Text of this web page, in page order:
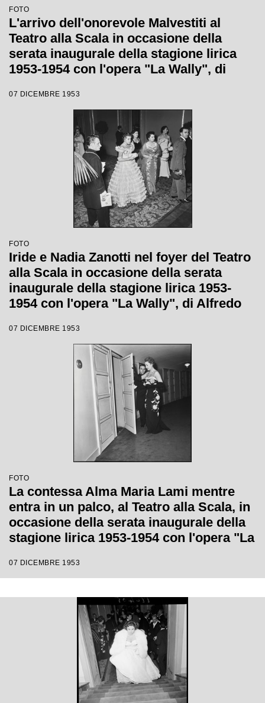
FOTO
L'arrivo dell'onorevole Malvestiti al
Teatro alla Scala in occasione della
serata inaugurale della stagione lirica
1953-1954 con l'opera "La Wally", di
Giulini, con la regia di Tatiana Pavlova
07 DICEMBRE 1953
FOTO
Iride e Nadia Zanotti nel foyer del Teatro
alla Scala in occasione della serata
inaugurale della stagione lirica 1953-
1954 con l'opera "La Wally", di Alfredo
con la regia di Tatiana Pavlova
07 DICEMBRE 1953
FOTO
La contessa Alma Maria Lami mentre
entra in un palco, al Teatro alla Scala, in
occasione della serata inaugurale della
stagione lirica 1953-1954 con l'opera "La
Carlo Maria Giulini, con la regia di
07 DICEMBRE 1953